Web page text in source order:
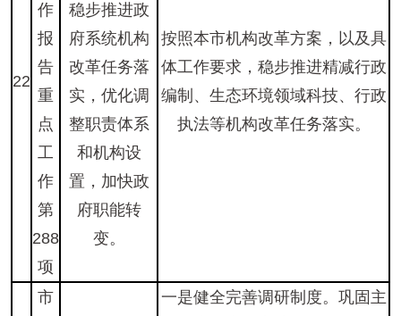
22
作
报
告
重
点
工
作
第
288
项
稳步推进政
府系统机构
改革任务落
实，优化调
整职责体系
和机构设
置，加快政
府职能转
变。
按照本市机构改革方案，以及具
体工作要求，稳步推进精减行政
编制、生态环境领域科技、行政
执法等机构改革任务落实。
市
一是健全完善调研制度。巩固主